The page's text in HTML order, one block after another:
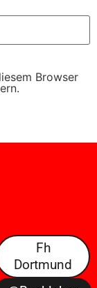
Browser
Fh
Dortmund